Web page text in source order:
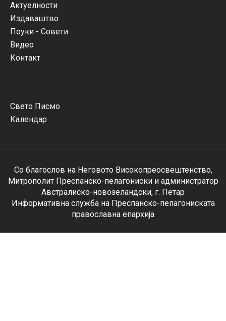
Актуелности
Издаваштво
Поуки - Совети
Видео
Контакт
Свето Писмо
Календар
Со благослов на Неговото Високопреосвештенство,
Митрополит Преспанско-пелагониски и администратор
Австралиско-новозеландски, г. Петар
Информативна служба на Преспанско-пелагониската
православна епархија